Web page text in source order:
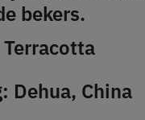
bekers.
Dehua, China